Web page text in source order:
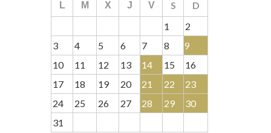
L M X J V S
D
1
2
3
4 5 6 7 8
9
10
11 12 13 14 15
16
17
18 19 20 21 22
23
24
25 26 27 28 29
30
31